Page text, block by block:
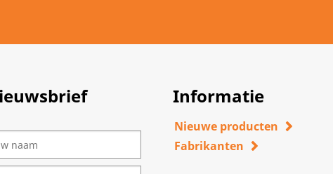
Informatie
Nieuwe producten
Fabrikanten